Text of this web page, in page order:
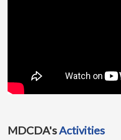
MDCDA'sActivities